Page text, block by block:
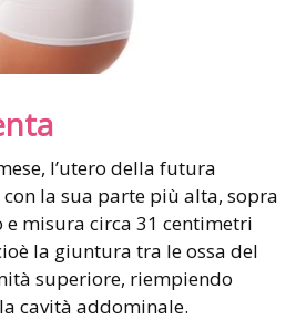
l’utero della futura
la sua parte più alta, sopra
e misura circa 31 centimetri
la giuntura tra le ossa del
superiore, riempiendo
cavità addominale.